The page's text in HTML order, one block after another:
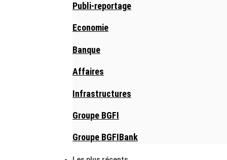
Publi-reportage
Economie
Banque
Affaires
Infrastructures
Groupe BGFI
Groupe BGFIBank